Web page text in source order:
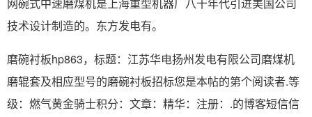
网碗式中速磨煤机是上海重型机器厂八十年代引进美国公司
技术设计制造的。东方发电有。
磨碗衬板hp863，标题：江苏华电扬州发电有限公司磨煤机
磨辊套及相应型号的磨碗衬板招标您是本帖的第个阅读者.等
级：燃气黄金骑士积分：文章：精华：注册：.的博客短信信